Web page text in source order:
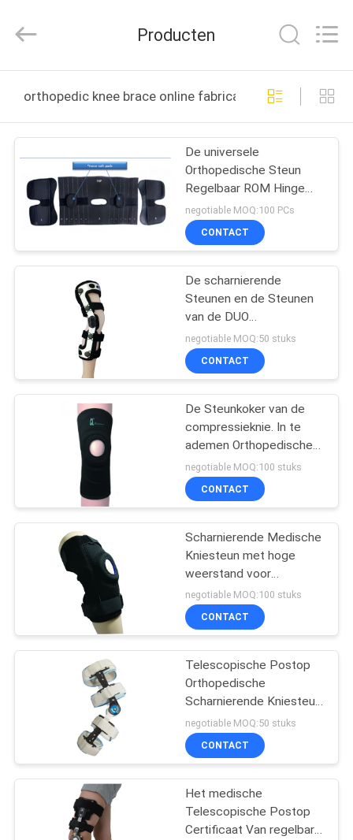
PRODUCTEN
ONGEVEER
ONS
FABRIEKSREIS
KWALITEITSCONTROLE
CONTACTEER
ONS
NIEUWS
VERZOEK
OM EEN
CITAAT
SITEMAP
PRIVACY
PRODUCTS
CO.,LTD(WUHAN
Rights
Producten
orthopedic knee brace online fabricage
De universele
Orthopedische Steun
Regelbaar ROM Hinge
van de Kniesteun
negotiable MOQ:100 PCs
CONTACT
De scharnierende
Steunen en de Steunen
van de DUO
Orthopedische Knie
Lichtgewicht voor OA-
Patiënten
negotiable MOQ:50 stuks
CONTACT
De Steunkoker van de
compressieknie. In te
ademen Orthopedische
de Kniesteun van
Spandex
negotiable MOQ:100 stuks
CONTACT
Scharnierende Medische
Kniesteun met hoge
weerstand voor
Kniestabiliteit &
Terugwinningshulp
negotiable MOQ:100 stuks
CONTACT
Telescopische Postop
Orthopedische
Scharnierende Kniesteun
met ROM en
Schuimstootkussen
negotiable MOQ:50 stuks
CONTACT
Het medische
Telescopische Postop
Certificaat Van regelbare